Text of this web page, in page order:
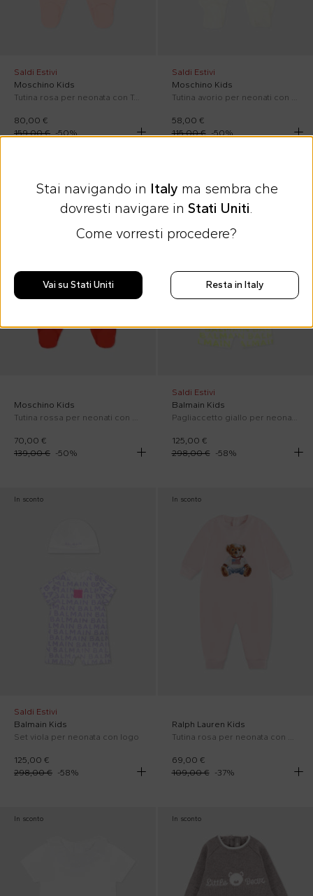
Saldi Estivi
Moschino Kids
Tutina rosa per neonata con Teddy Bear
80,00 €
159,00 € -50%
Saldi Estivi
Moschino Kids
Tutina avorio per neonati con Teddy Bear e lumaca
58,00 €
115,00 € -50%
Moschino Kids
70,00 €
139,00 € -50%
Saldi Estivi
Balmain Kids
Pagliaccetto giallo per neonati con logo
125,00 €
298,00 €
-58%
In sconto
Saldi Estivi
Balmain Kids
Set viola per neonata con logo
125,00 €
298,00 € -58%
In sconto
Ralph Lauren Kids
Tutina rosa per neonata con Polo Bear
69,00 €
109,00 €
-37%
In sconto In sconto
Stai navigando in Italy ma sembra che
dovresti navigare in Stati Uniti.
Come vorresti procedere?
Vai su Stati Uniti Resta in Italy